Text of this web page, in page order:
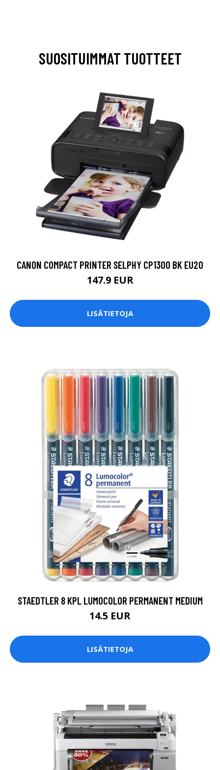
SUOSITUIMMAT TUOTTEET
CANON COMPACT PRINTER SELPHY CP1300 BK EU20
147.9 EUR
LISÄTIETOJA
STAEDTLER 8 KPL LUMOCOLOR PERMANENT MEDIUM
14.5 EUR
LISÄTIETOJA